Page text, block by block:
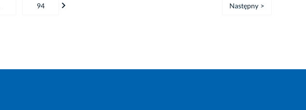
94 Następny >